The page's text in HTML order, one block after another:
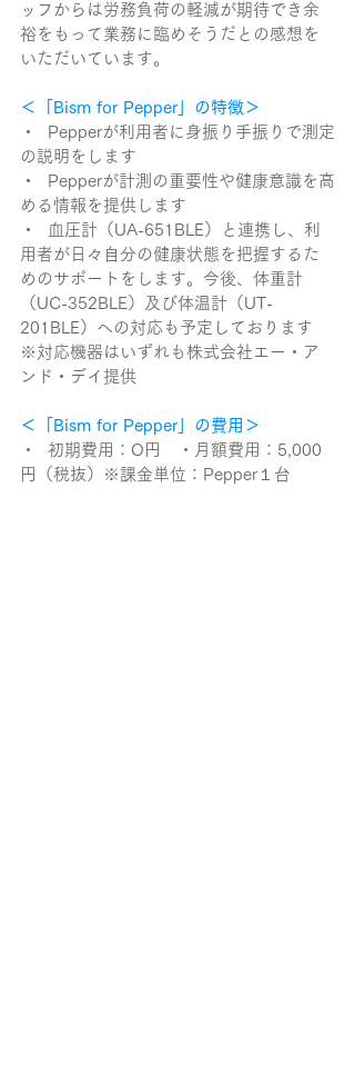
ッフからは労務負荷の軽減が期待でき余
裕をもって業務に臨めそうだとの感想を
いただいています。
＜「Bism for Pepper」の特徴＞
・  Pepperが利用者に身振り手振りで測定
の説明をします
・  Pepperが計測の重要性や健康意識を高
める情報を提供します
・  血圧計（UA-651BLE）と連携し、利
用者が日々自分の健康状態を把握するた
めのサポートをします。今後、体重計
（UC-352BLE）及び体温計（UT-
201BLE）への対応も予定しております
※対応機器はいずれも株式会社エー・ア
ンド・デイ提供
＜「Bism for Pepper」の費用＞
・  初期費用：O円　・月額費用：5,000
円（税抜）※課金単位：Pepper１台